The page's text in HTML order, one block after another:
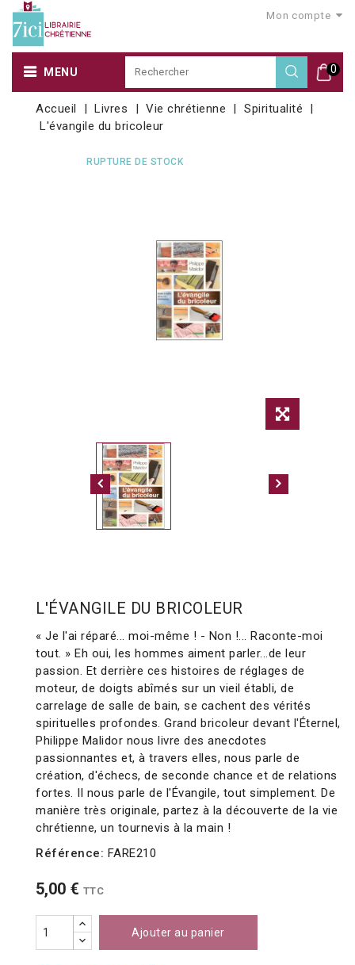
Mon compte
0
MENU
Accueil Livres Vie chrétienne
Spiritualité
L'évangile du bricoleur
RUPTURE DE STOCK
L'ÉVANGILE DU BRICOLEUR
« Je l'ai réparé... moi-même ! - Non !... Raconte-moi
tout. » Eh oui, les hommes aiment parler...de leur
passion. Et derrière ces histoires de réglages de
moteur, de doigts abîmés sur un vieil établi, de
carrelage de salle de bain, se cachent des vérités
spirituelles profondes. Grand bricoleur devant l'Éternel,
Philippe Malidor nous livre des anecdotes
passionnantes et, à travers elles, nous parle de
création, d'échecs, de seconde chance et de relations
fortes. Il nous parle de l'Évangile, tout simplement. De
manière très originale, partez à la découverte de la vie
chrétienne, un tournevis à la main !
Référence: FARE210
5,00 € TTC
Ajouter au panier